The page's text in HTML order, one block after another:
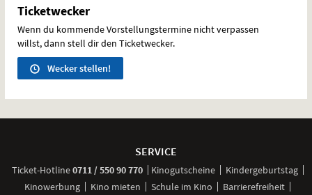
Ticketwecker
Wenn du kommende Vorstellungstermine nicht verpassen
willst, dann stell dir den Ticketwecker.
Wecker stellen!
SERVICE
Ticket-Hotline0711 / 550 90 770anrufen
Kinogutscheine
Kindergeburtstag
Kinowerbung
Kino mieten Schule im Kino Barrierefreiheit